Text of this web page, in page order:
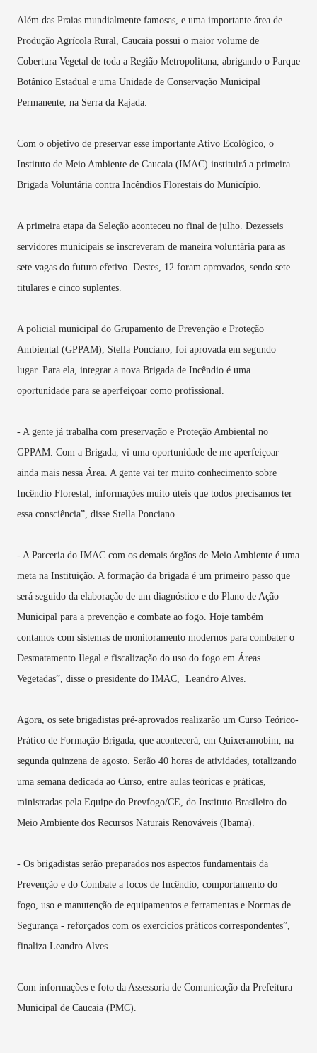
Além das Praias mundialmente famosas, e uma importante área de
Produção Agrícola Rural, Caucaia possui o maior volume de
Cobertura Vegetal de toda a Região Metropolitana, abrigando o Parque
Botânico Estadual e uma Unidade de Conservação Municipal
Permanente, na Serra da Rajada.
Com o objetivo de preservar esse importante Ativo Ecológico, o
Instituto de Meio Ambiente de Caucaia (IMAC) instituirá a primeira
Brigada Voluntária contra Incêndios Florestais do Município.
A primeira etapa da Seleção aconteceu no final de julho. Dezesseis
servidores municipais se inscreveram de maneira voluntária para as
sete vagas do futuro efetivo. Destes, 12 foram aprovados, sendo sete
titulares e cinco suplentes.
A policial municipal do Grupamento de Prevenção e Proteção
Ambiental (GPPAM), Stella Ponciano, foi aprovada em segundo
lugar. Para ela, integrar a nova Brigada de Incêndio é uma
oportunidade para se aperfeiçoar como profissional.
- A gente já trabalha com preservação e Proteção Ambiental no
GPPAM. Com a Brigada, vi uma oportunidade de me aperfeiçoar
ainda mais nessa Área. A gente vai ter muito conhecimento sobre
Incêndio Florestal, informações muito úteis que todos precisamos ter
essa consciência”, disse Stella Ponciano.
- A Parceria do IMAC com os demais órgãos de Meio Ambiente é uma
meta na Instituição. A formação da brigada é um primeiro passo que
será seguido da elaboração de um diagnóstico e do Plano de Ação
Municipal para a prevenção e combate ao fogo. Hoje também
contamos com sistemas de monitoramento modernos para combater o
Desmatamento Ilegal e fiscalização do uso do fogo em Áreas
Vegetadas”, disse o presidente do IMAC, Leandro Alves.
Agora, os sete brigadistas pré-aprovados realizarão um Curso Teórico-
Prático de Formação Brigada, que acontecerá, em Quixeramobim, na
segunda quinzena de agosto. Serão 40 horas de atividades, totalizando
uma semana dedicada ao Curso, entre aulas teóricas e práticas,
ministradas pela Equipe do Prevfogo/CE, do Instituto Brasileiro do
Meio Ambiente dos Recursos Naturais Renováveis (Ibama).
- Os brigadistas serão preparados nos aspectos fundamentais da
Prevenção e do Combate a focos de Incêndio, comportamento do
fogo, uso e manutenção de equipamentos e ferramentas e Normas de
Segurança - reforçados com os exercícios práticos correspondentes”,
finaliza Leandro Alves.
Com informações e foto da Assessoria de Comunicação da Prefeitura
Municipal de Caucaia (PMC).